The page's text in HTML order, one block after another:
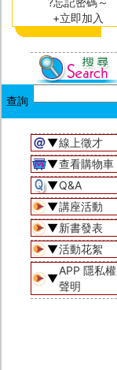
+立即加入
▼線上徵才
▼查看購物車
▼Q&A
▼講座活動
▼新書發表
▼活動花絮
▼
APP 隱私權
聲明